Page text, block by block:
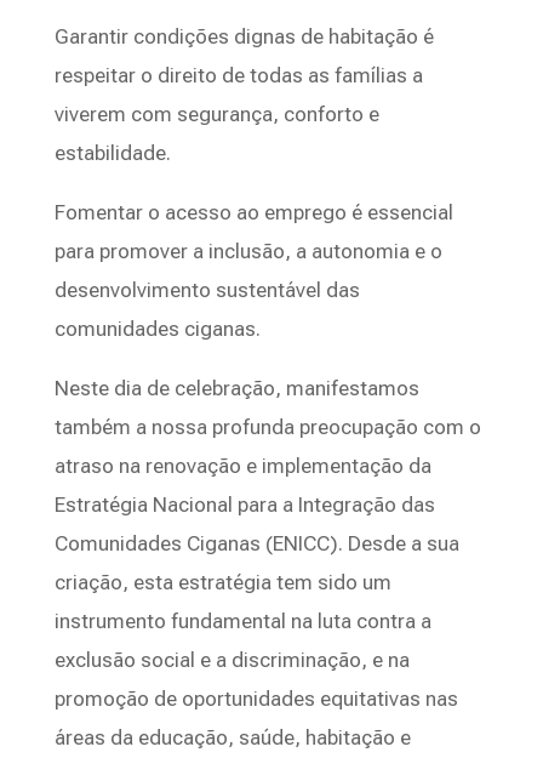
Garantir condições dignas de habitação é
respeitar o direito de todas as famílias a
viverem com segurança, conforto e
estabilidade.
Fomentar o acesso ao emprego é essencial
para promover a inclusão, a autonomia e o
desenvolvimento sustentável das
comunidades ciganas.
Neste dia de celebração, manifestamos
também a nossa profunda preocupação com o
atraso na renovação e implementação da
Estratégia Nacional para a Integração das
Comunidades Ciganas (ENICC). Desde a sua
criação, esta estratégia tem sido um
instrumento fundamental na luta contra a
exclusão social e a discriminação, e na
promoção de oportunidades equitativas nas
áreas da educação, saúde, habitação e